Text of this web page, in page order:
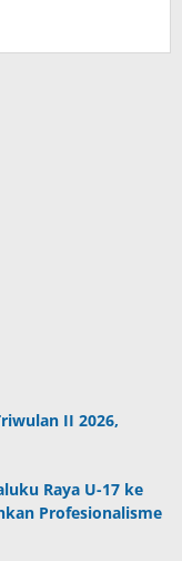
II 2026,
Raya U-17 ke
Profesionalisme